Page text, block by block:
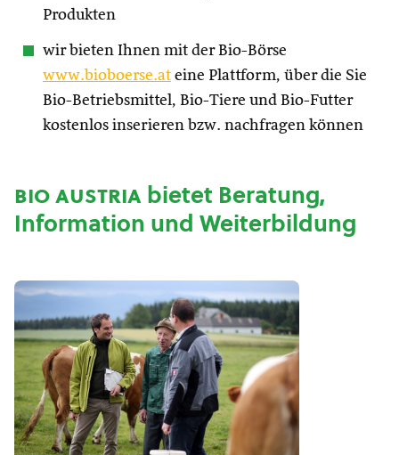
Produkten
wir bieten Ihnen mit der Bio-Börse
www.bioboerse.at eine Plattform, über die Sie
Bio-Betriebsmittel, Bio-Tiere und Bio-Futter
kostenlos inserieren bzw. nachfragen können
bio austriabietet Beratung,
Information und Weiterbildung